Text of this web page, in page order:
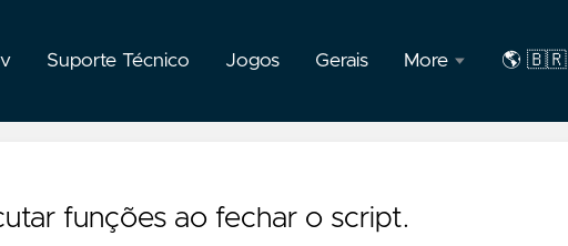
Suporte Técnico Jogos Gerais More
F.A.Q
🌎 🇧🇷
🇧🇷
funções ao fechar o script.